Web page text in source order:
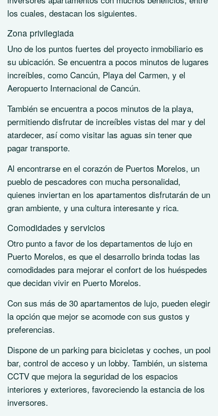
los cuales, destacan los siguientes.
Zona privilegiada
Uno de los puntos fuertes del proyecto inmobiliario es
su ubicación. Se encuentra a pocos minutos de lugares
increíbles, como Cancún, Playa del Carmen, y el
Aeropuerto Internacional de Cancún.
También se encuentra a pocos minutos de la playa,
permitiendo disfrutar de increíbles vistas del mar y del
atardecer, así como visitar las aguas sin tener que
pagar transporte.
Al encontrarse en el corazón de Puertos Morelos, un
pueblo de pescadores con mucha personalidad,
quienes inviertan en los apartamentos disfrutarán de un
gran ambiente, y una cultura interesante y rica.
Comodidades y servicios
Otro punto a favor de los departamentos de lujo en
Puerto Morelos, es que el desarrollo brinda todas las
comodidades para mejorar el confort de los huéspedes
que decidan vivir en Puerto Morelos.
Con sus más de 30 apartamentos de lujo, pueden elegir
la opción que mejor se acomode con sus gustos y
preferencias.
Dispone de un parking para bicicletas y coches, un pool
bar, control de acceso y un lobby. También, un sistema
CCTV que mejora la seguridad de los espacios
interiores y exteriores, favoreciendo la estancia de los
inversores.